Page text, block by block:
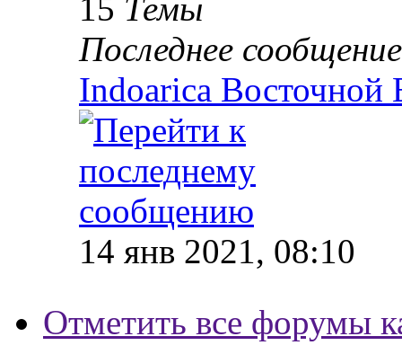
15 Темы
Последнее сообщение
Indoarica Восточной
14 янв 2021, 08:10
Отметить все форумы